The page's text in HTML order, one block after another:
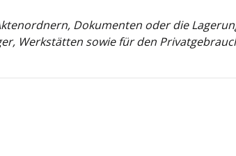
Dokumenten oder die
Werkstätten sowie für den